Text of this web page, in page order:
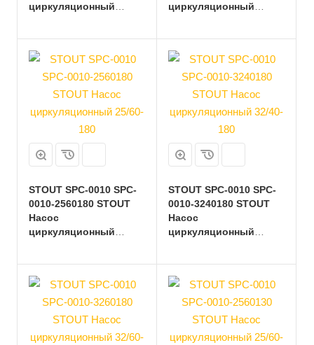
циркуляционный
циркуляционный
STOUT SPC-0010 SPC-
0010-2560180 STOUT
Насос
циркуляционный
STOUT SPC-0010 SPC-
0010-3240180 STOUT
Насос
циркуляционный